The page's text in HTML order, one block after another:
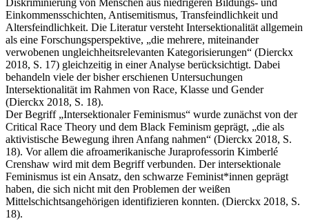
Diskriminierung von Menschen aus niedrigeren Bildungs- und
Einkommensschichten, Antisemitismus, Transfeindlichkeit und
Altersfeindlichkeit. Die Literatur versteht Intersektionalität allgemein
als eine Forschungsperspektive, „die mehrere, miteinander
verwobenen ungleichheitsrelevanten Kategorisierungen“ (Dierckx
2018, S. 17) gleichzeitig in einer Analyse berücksichtigt. Dabei
behandeln viele der bisher erschienen Untersuchungen
Intersektionalität im Rahmen von Race, Klasse und Gender
(Dierckx 2018, S. 18).
Der Begriff „Intersektionaler Feminismus“ wurde zunächst von der
Critical Race Theory und dem Black Feminism geprägt, „die als
aktivistische Bewegung ihren Anfang nahmen“ (Dierckx 2018, S.
18). Vor allem die afroamerikanische Juraprofessorin Kimberlé
Crenshaw wird mit dem Begriff verbunden. Der intersektionale
Feminismus ist ein Ansatz, den schwarze Feminist*innen geprägt
haben, die sich nicht mit den Problemen der weißen
Mittelschichtsangehörigen identifizieren konnten. (Dierckx 2018, S.
18).